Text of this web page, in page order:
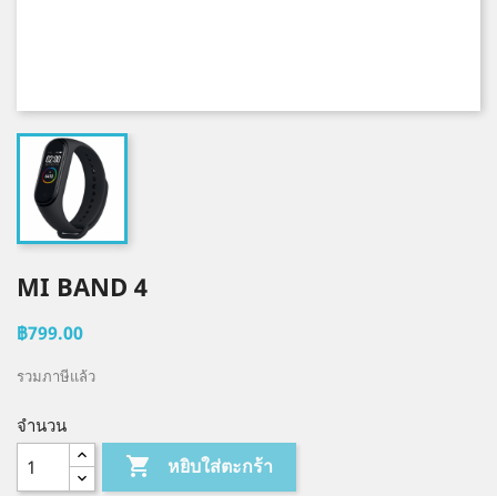
MI BAND 4
฿799.00
รวมภาษีแล้ว
จำนวน
 หยิบใส่ตะกร้า